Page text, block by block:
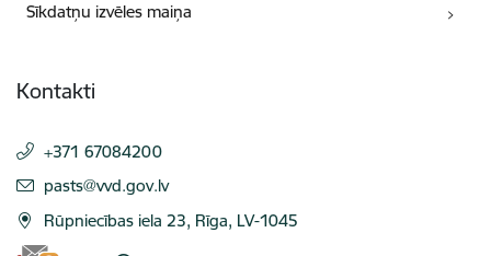
Sīkdatņu izvēles maiņa
Kontakti
+371 67084200
E-pasts:
pasts@vvd.gov.lv
Rūpniecības iela 23, Rīga, LV-1045